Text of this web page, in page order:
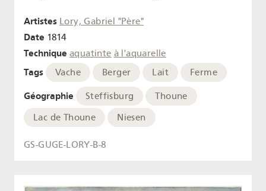
Artistes Lory, Gabriel "Père"
Date 1814
Technique aquatinte à l'aquarelle
Tags Vache Berger Lait Ferme
Géographie Steffisburg
Thoune
Lac de Thoune
Niesen
GS-GUGE-LORY-B-8